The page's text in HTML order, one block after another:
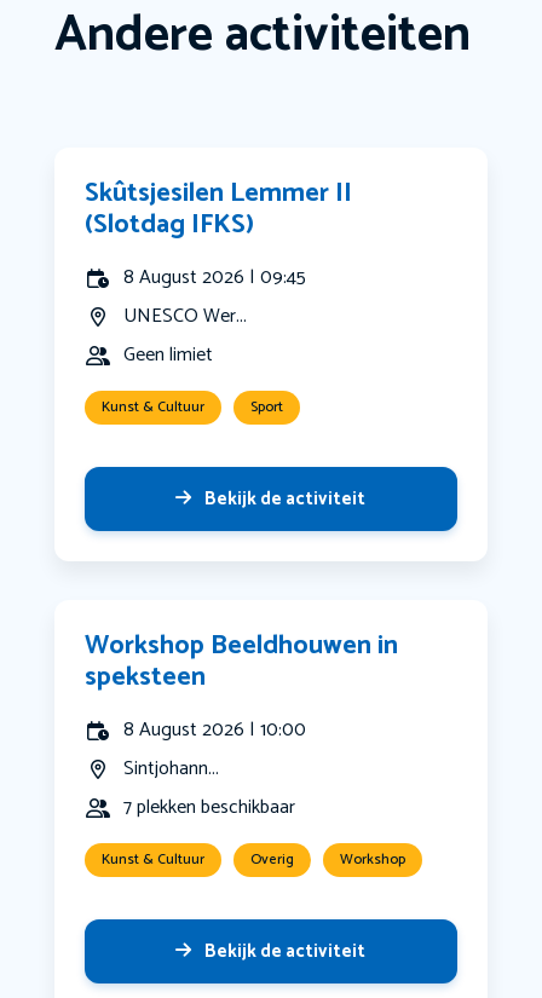
Andere activiteiten
Skûtsjesilen Lemmer II
(Slotdag IFKS)
8 August 2026 | 09:45
UNESCO Wer...
Geen limiet
Kunst & Cultuur Sport
Bekijk de activiteit
Workshop Beeldhouwen in
speksteen
8 August 2026 | 10:00
Sintjohann...
7 plekken beschikbaar
Kunst & Cultuur Overig Workshop
Bekijk de activiteit